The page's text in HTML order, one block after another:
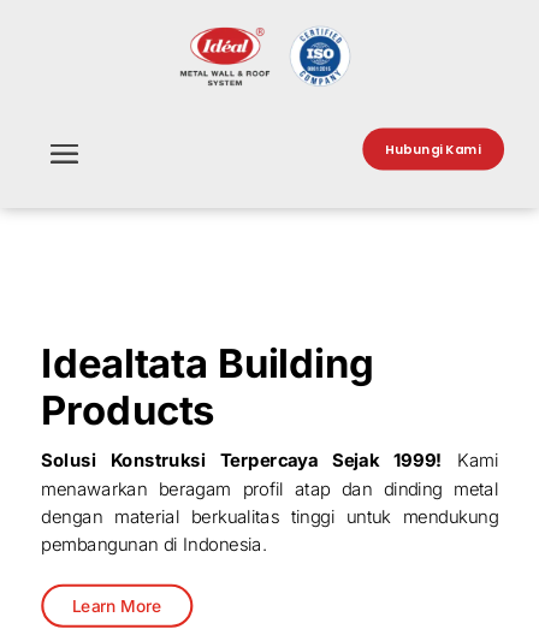
Hubungi Kami
Idealtata Building
Products
Solusi Konstruksi Terpercaya Sejak 1999! Kami
menawarkan beragam profil atap dan dinding metal
dengan material berkualitas tinggi untuk mendukung
pembangunan di Indonesia.
Learn More